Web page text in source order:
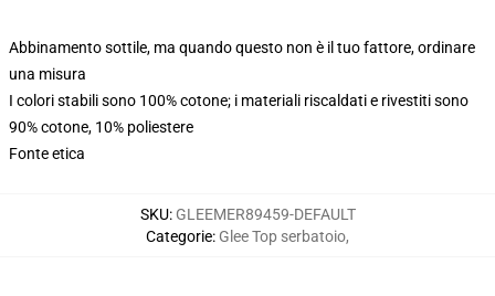
Abbinamento sottile, ma quando questo non è il tuo fattore, ordinare
una misura
I colori stabili sono 100% cotone; i materiali riscaldati e rivestiti sono
90% cotone, 10% poliestere
Fonte etica
SKU: GLEEMER89459-DEFAULT
Categorie: Glee Top serbatoio,